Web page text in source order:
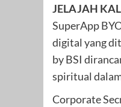
JELAJAH
SuperApp
digital yang
by BSI
spiritual
Corporate